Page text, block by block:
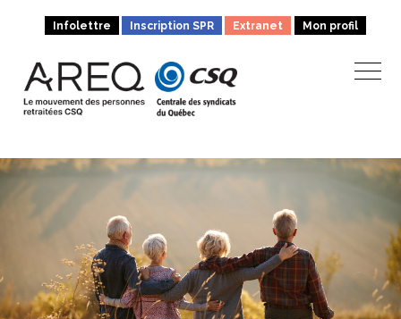
Infolettre Inscription SPR Extranet Mon profil